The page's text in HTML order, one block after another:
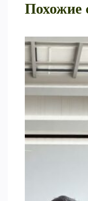
Похожие